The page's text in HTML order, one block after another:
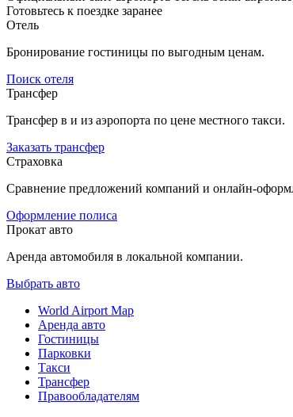
Готовьтесь к поездке заранее
Отель
Бронирование гостиницы по выгодным ценам.
Поиск отеля
Трансфер
Трансфер в и из аэропорта по цене местного такси.
Заказать трансфер
Страховка
Сравнение предложений компаний и онлайн-
Оформление полиса
Прокат авто
Аренда автомобиля в локальной компании.
Выбрать авто
World Airport Map
Аренда авто
Гостиницы
Парковки
Такси
Трансфер
Правообладателям